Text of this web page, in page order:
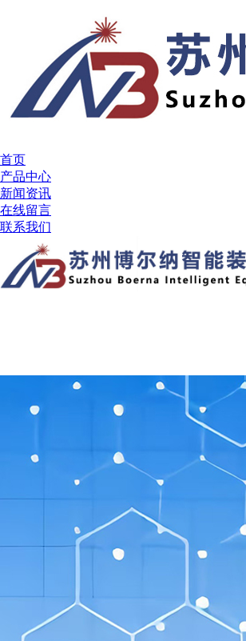
首页
产品中心
新闻资讯
在线留言
联系我们